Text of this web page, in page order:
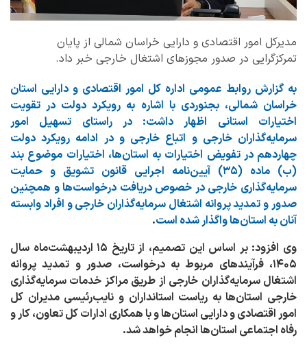
مدیرکل امور اقتصادی و دارایی خراسان شمالی از پایان
تمرکزگرایی در صدور مجوزهای اشتغال خارجی خبر داد.
به گزارش روابط عمومی اداره کل امور اقتصادی و دارایی استان
خراسان شمالی، بجنوردی با اشاره به رویکرد دولت در تقویت
اختیارات استانی اظهار داشت: در راستای تسهیل امور
سرمایه‌گذاران خارجی و اتباع خارجی و در ادامه رویکرد دولت
چهاردهم در تفویض اختیارات به استان‌ها، اختیارات موضوع بند
(ب) ماده (۳۵) آیین‌نامه اجرایی قانون تشویق و حمایت
سرمایه‌گذاری خارجی در خصوص دریافت درخواست‌ها و همچنین
صدور و تمدید پروانه اشتغال سرمایه‌گذاران خارجی و افراد وابسته
آنان به استان‌ها واگذار شده است.
وی افزود: بر اساس این تصمیم، از تاریخ ۱۵ اردیبهشت‌ماه سال
۱۴۰۵، فرآیندهای مربوط به درخواست، صدور و تمدید پروانه
اشتغال سرمایه‌گذاران خارجی از طریق مراکز خدمات سرمایه‌گذاری
خارجی استان‌ها به ریاست استانداران و نایب‌رئیسی مدیران کل
امور اقتصادی و دارایی استان‌ها و با همکاری ادارات کل تعاون، کار و
رفاه اجتماعی استان‌ها انجام خواهد شد.